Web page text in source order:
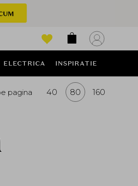
ELECTRICA INSPIRATIE
pagina 40 80 160